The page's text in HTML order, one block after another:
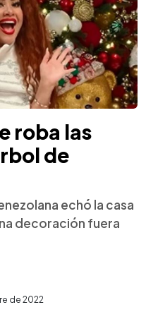
roba las
de
echó la casa
decoración fuera
de 2022